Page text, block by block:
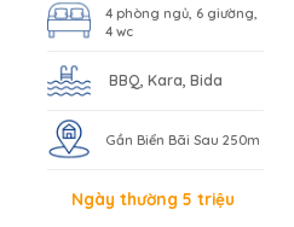
4 phòng ngủ, 6 giường,
4 wc
BBQ, Kara, Bida
Gần Biển Bãi Sau 250m
Ngày thường 5 triệu